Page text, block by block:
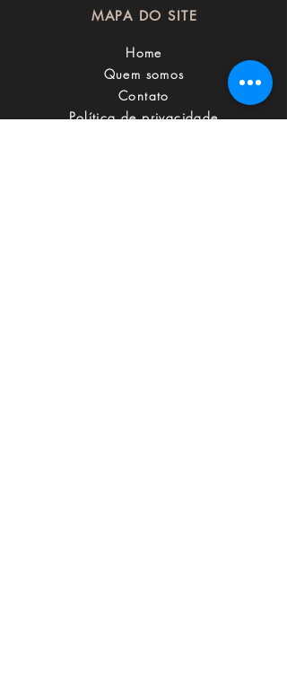
MAPA DO SITE
Home
Quem somos
Contato
Política de privacidade